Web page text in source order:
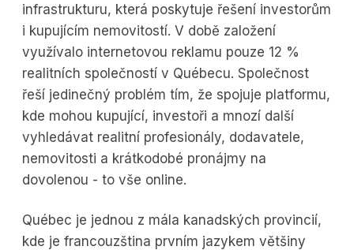
infrastrukturu, která poskytuje řešení investorům
i kupujícím nemovitostí. V době založení
využívalo internetovou reklamu pouze 12 %
realitních společností v Québecu. Společnost
řeší jedinečný problém tím, že spojuje platformu,
kde mohou kupující, investoři a mnozí další
vyhledávat realitní profesionály, dodavatele,
nemovitosti a krátkodobé pronájmy na
dovolenou - to vše online.
Québec je jednou z mála kanadských provincií,
kde je francouzština prvním jazykem většiny